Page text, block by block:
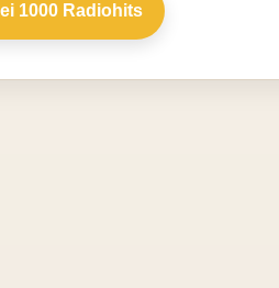
1000 Radiohits